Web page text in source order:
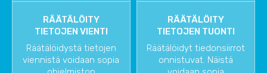
RÄÄTÄLÖITY
TIETOJEN VIENTI
Räätälöidystä tietojen
viennistä voidaan sopia
RÄÄTÄLÖITY
TIETOJEN TUONTI
Räätälöidyt tiedonsiirrot
onnistuvat. Näistä